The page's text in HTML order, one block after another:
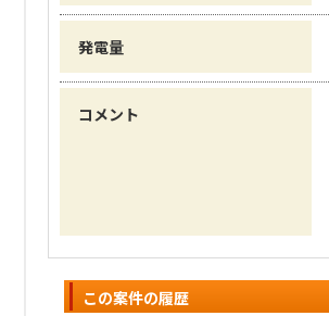
発電量
コメント
この案件の履歴